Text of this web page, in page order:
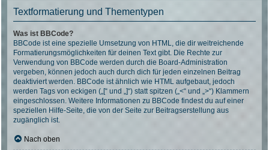
Textformatierung und Thementypen
Was ist BBCode?
BBCode ist eine spezielle Umsetzung von HTML, die dir weitreichende
Formatierungsmöglichkeiten für deinen Text gibt. Die Rechte zur
Verwendung von BBCode werden durch die Board-Administration
vergeben, können jedoch auch durch dich für jeden einzelnen Beitrag
deaktiviert werden. BBCode ist ähnlich wie HTML aufgebaut, jedoch
werden Tags von eckigen („[“ und „]“) statt spitzen („<“ und „>“) Klammern
eingeschlossen. Weitere Informationen zu BBCode findest du auf einer
speziellen Hilfe-Seite, die von der Seite zur Beitragserstellung aus
zugänglich ist.
Nach oben